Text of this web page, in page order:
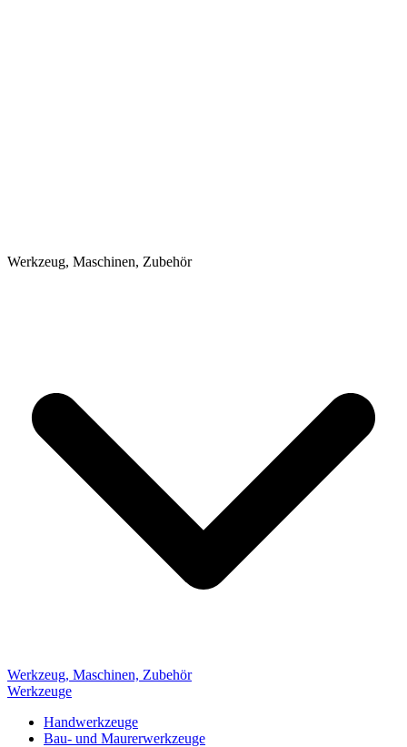
Werkzeug, Maschinen, Zubehör
Werkzeug, Maschinen, Zubehör
Werkzeuge
Handwerkzeuge
Bau- und Maurerwerkzeuge